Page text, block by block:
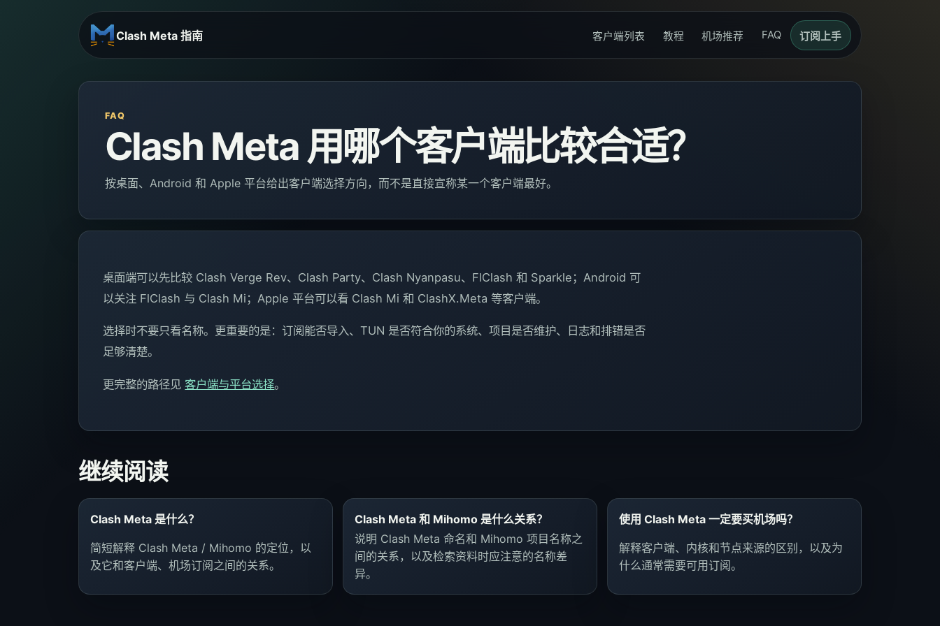
Clash Meta 指南 客户端列表 教程 机场推荐 FAQ 订阅上手
FAQ
Clash Meta 用哪个客户端比较合适？
按桌面、Android 和 Apple 平台给出客户端选择方向，而不是直接宣称某一个客户端最好。
桌面端可以先比较 Clash Verge Rev、Clash Party、Clash Nyanpasu、FlClash 和 Sparkle；Android 可
以关注 FlClash 与 Clash Mi；Apple 平台可以看 Clash Mi 和 ClashX.Meta 等客户端。
选择时不要只看名称。更重要的是：订阅能否导入、TUN 是否符合你的系统、项目是否维护、日志和排错是否
足够清楚。
更完整的路径见客户端与平台选择。
继续阅读
Clash Meta 是什么？
简短解释 Clash Meta / Mihomo 的定位，以
及它和客户端、机场订阅之间的关系。
Clash Meta 和 Mihomo 是什么关系？
说明 Clash Meta 命名和 Mihomo 项目名称之
间的关系，以及检索资料时应注意的名称差
异。
使用 Clash Meta 一定要买机场吗？
解释客户端、内核和节点来源的区别，以及为
什么通常需要可用订阅。